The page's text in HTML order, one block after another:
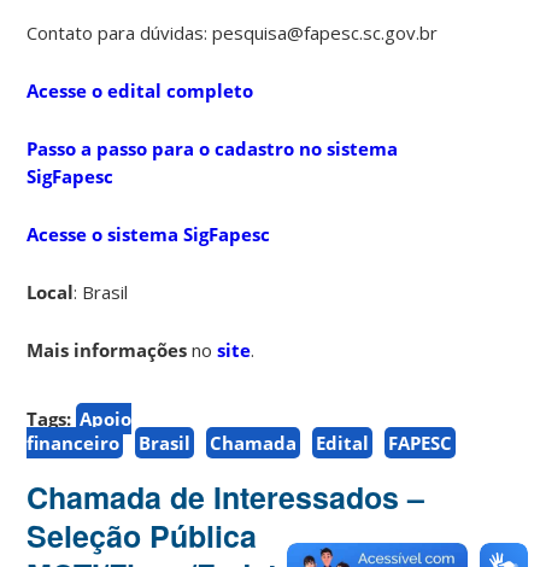
Contato para dúvidas: pesquisa@fapesc.sc.gov.br
Acesse o edital completo
Passo a passo para o cadastro no sistema
SigFapesc
Acesse o sistema SigFapesc
Local: Brasil
Mais informações nosite.
Tags: Apoio
financeiro
Brasil Chamada Edital FAPESC
Chamada de Interessados –
Seleção Pública